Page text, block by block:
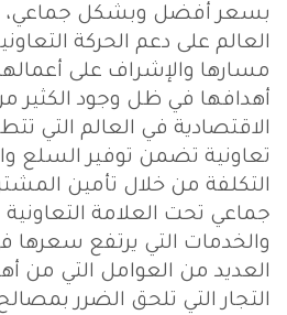
بسعر أفضل وبشكل جماعي،
العالم على دعم الحركة
مسارها والإشراف على
أهدافها في ظل وجود الكثير
الاقتصادية في العالم التي
تعاونية تضمن توفير السلع
التكلفة من خلال تأمين
جماعي تحت العلامة التعاونية
والخدمات التي يرتفع سعرها
العديد من العوامل التي
التجار التي تلحق الضرر